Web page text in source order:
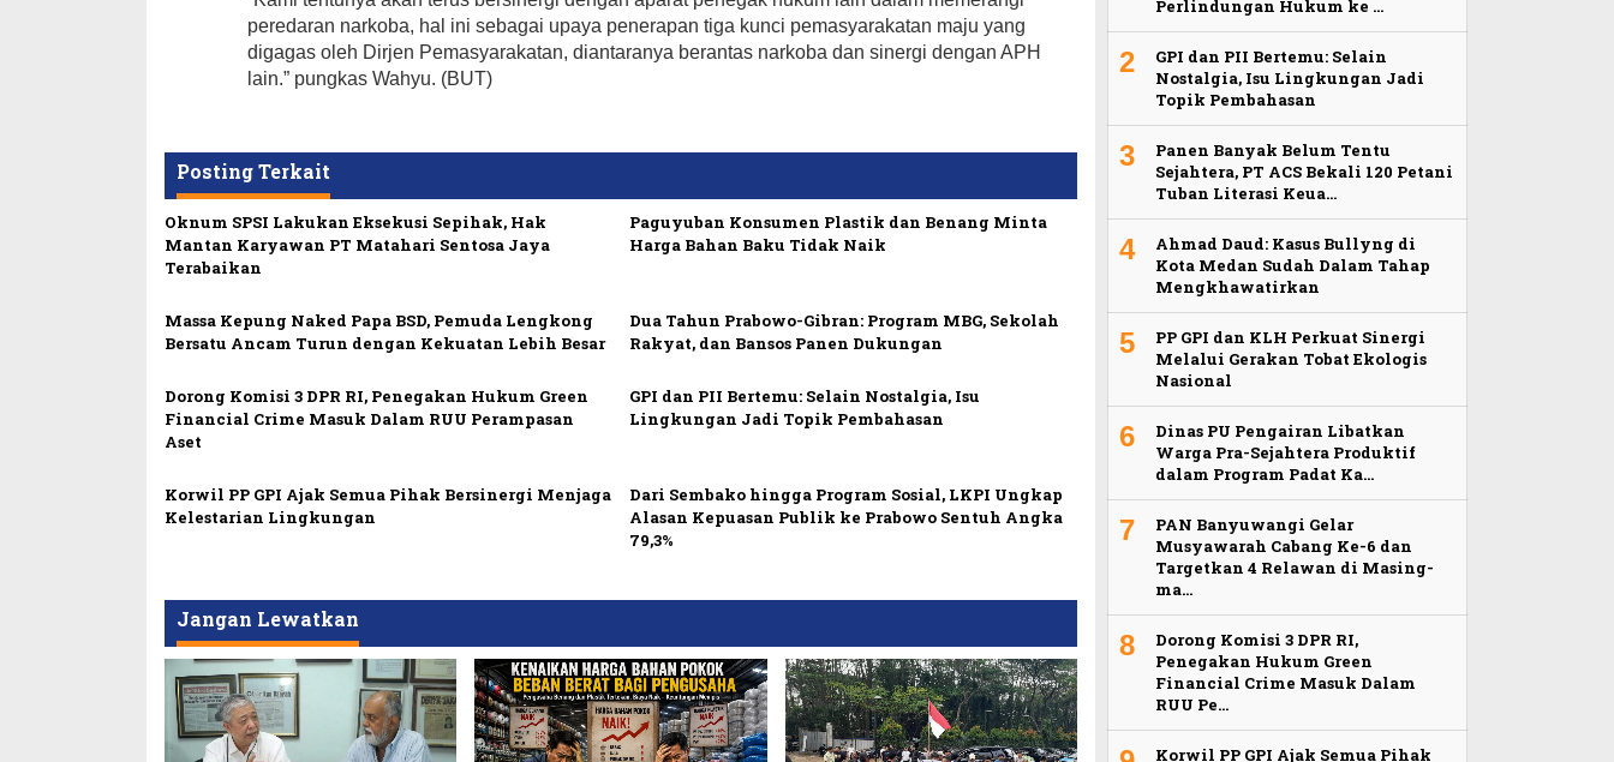
peredaran narkoba, hal ini sebagai upaya penerapan tiga kunci pemasyarakatan maju yang
digagas oleh Dirjen Pemasyarakatan, diantaranya berantas narkoba dan sinergi dengan APH
lain.” pungkas Wahyu. (BUT)
Posting Terkait
Oknum SPSI Lakukan Eksekusi Sepihak, Hak
Mantan Karyawan PT Matahari Sentosa Jaya
Terabaikan
Paguyuban Konsumen Plastik dan Benang Minta
Harga Bahan Baku Tidak Naik
Massa Kepung Naked Papa BSD, Pemuda Lengkong
Bersatu Ancam Turun dengan Kekuatan Lebih Besar
Dua Tahun Prabowo-Gibran: Program MBG, Sekolah
Rakyat, dan Bansos Panen Dukungan
Dorong Komisi 3 DPR RI, Penegakan Hukum Green
Financial Crime Masuk Dalam RUU Perampasan
Aset
GPI dan PII Bertemu: Selain Nostalgia, Isu
Lingkungan Jadi Topik Pembahasan
Korwil PP GPI Ajak Semua Pihak Bersinergi Menjaga
Kelestarian Lingkungan
Dari Sembako hingga Program Sosial, LKPI Ungkap
Alasan Kepuasan Publik ke Prabowo Sentuh Angka
79,3%
Jangan Lewatkan
Perlindungan Hukum ke …
2
GPI dan PII Bertemu: Selain
Nostalgia, Isu Lingkungan Jadi
Topik Pembahasan
3
Panen Banyak Belum Tentu
Sejahtera, PT ACS Bekali 120 Petani
Tuban Literasi Keua…
4
Ahmad Daud: Kasus Bullyng di
Kota Medan Sudah Dalam Tahap
Mengkhawatirkan
5
PP GPI dan KLH Perkuat Sinergi
Melalui Gerakan Tobat Ekologis
Nasional
6
Dinas PU Pengairan Libatkan
Warga Pra-Sejahtera Produktif
dalam Program Padat Ka…
7
PAN Banyuwangi Gelar
Musyawarah Cabang Ke-6 dan
Targetkan 4 Relawan di Masing-
ma…
8
Dorong Komisi 3 DPR RI,
Penegakan Hukum Green
Financial Crime Masuk Dalam
RUU Pe…
Korwil PP GPI Ajak Semua Pihak